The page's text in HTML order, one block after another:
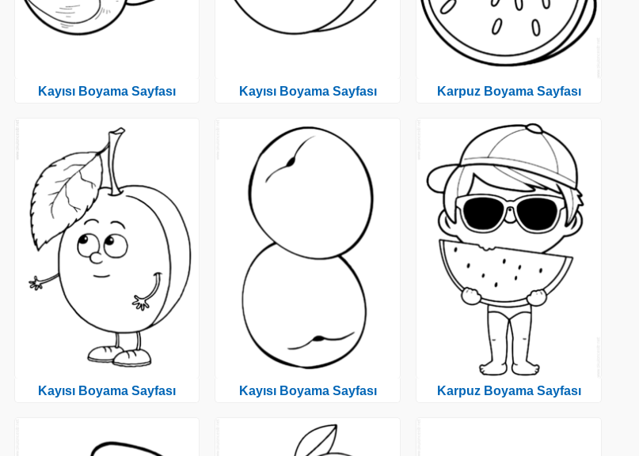
Kayısı Boyama Sayfası
Kayısı Boyama Sayfası
Kayısı Boyama Sayfası
Kayısı Boyama Sayfası
Karpuz Boyama Sayfası
Karpuz Boyama Sayfası